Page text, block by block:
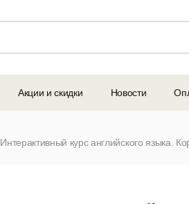
Акции и скидки Новости
Интерактивный курс английского языка.